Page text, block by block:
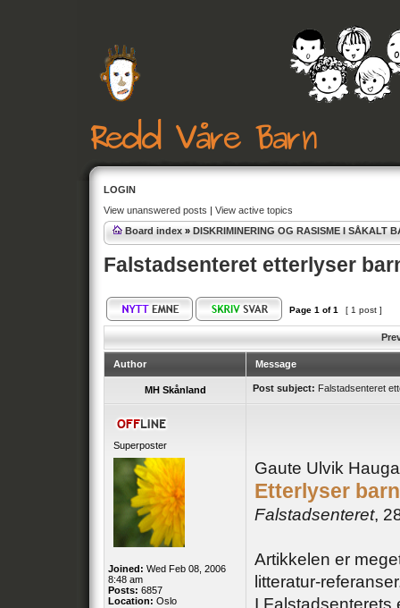
LOGIN
View unanswered posts | View active topics
Board index » DISKRIMINERING OG RASISME I SÅKALT
Falstadsenteret etterlyser
Page 1 of1 [ 1 post ]
Author Message
MH Skånland Post subject: Falstadsenteret
Superposter
Joined: Wed Feb 08, 2006
8:48 am
Posts: 6857
Location: Oslo
Gaute Ulvik
Etterlyser
Falstadsenteret,
Artikkelen er
litteratur-
I Falstadsenterets